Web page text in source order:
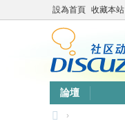
設為首頁 收藏本站
論壇
›